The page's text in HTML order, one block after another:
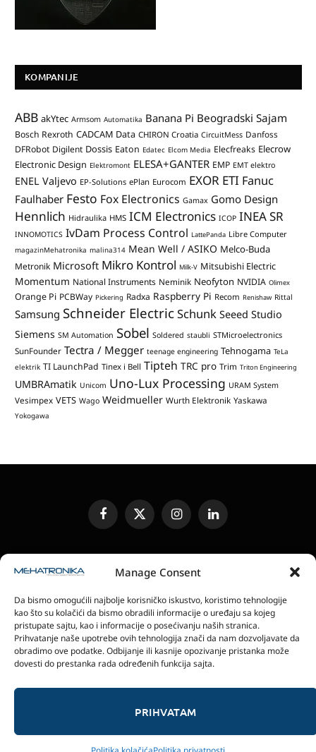
Manage Consent
Da bismo omogućili najbolje korisničko iskustvo, koristimo tehnologije
kao što su kolačići da bismo obradili informacije o uređaju sa kojeg
pristupate sajtu, kao i informacije o posećivanju naših stranica.
Prihvatanje naše upotrebe ovih tehnologija znači da nam dozvoljavate da
obradimo ove podatke. Odbijanje ili kasnije opozivanje pristanka može
dovesti do prestanka rada određenih funkcija sajta.
PRIHVATAM
KOMPANIJE
ABB akYtec Armsom Automatika Banana Pi Beogradski Sajam
Bosch Rexroth CADCAM Data CHIRON Croatia CircuitMess Danfoss
DFRobot Digilent Dossis Eaton Edatec Elcom Media Elecfreaks Elecrow
Electronic Design Elektromont ELESA+GANTER EMP EMT elektro
ENEL Valjevo EP-Solutions ePlan Eurocom EXOR ETI Fanuc
Faulhaber Festo Fox Electronics Gamax Gomo Design
Hennlich Hidraulika HMS ICM Electronics ICOP INEA SR
INNOMOTICS IvDam Process Control LattePanda Libre Computer
magazinMehatronika malina314 Mean Well / ASIKO Melco-Buda
Metronik Microsoft Mikro Kontrol Milk-V Mitsubishi Electric
Momentum National Instruments Neminik Neofyton NVIDIA Olimex
Orange Pi PCBWay Pickering Radxa Raspberry Pi Recom Renishaw Rittal
Samsung Schneider ElectricSchunk Seeed Studio
Siemens SM Automation Sobel Soldered staubli STMicroelectronics
SunFounder Tectra / Megger teenage engineering Tehnogama TeLa
elektrik TI LaunchPad Tinex i Bell Tipteh TRC pro Trim Triton Engineering
UMBRAmatik Unicom Uno-Lux Processing URAM System
Vesimpex VETS Wago Weidmueller Wurth Elektronik Yaskawa
Yokogawa
FacebookX
(Twitter)
InstagramLinkedIn
SLANJE JEDINICA ZA RECENZIJU
ELEKTRONSKA IZDANJA
POLITIKA PRIVATNOSTI
POLITIKA KOLAČIĆA
magazin Mehatronika - Agencija “Gomo Design”
Stanoja Glavaša 37, 26300 Vršac, Serbia
© 2026 magazin Mehatronika by Gomo Design.